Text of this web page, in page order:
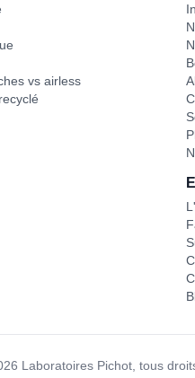
vs airless
Laboratoires Pichot, tous